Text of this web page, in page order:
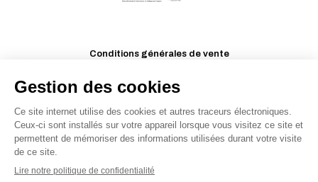
Conditions générales de vente